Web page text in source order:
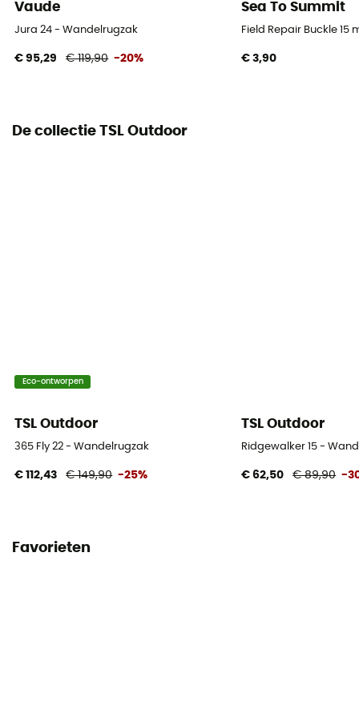
Vaude
Jura 24 - Wandelrugzak
€ 95,29 € 119,90 -20%
Sea To Summit
Field Repair Buckle 15
€ 3,90
De collectie TSL Outdoor
Eco-ontworpen
TSL Outdoor
365 Fly 22 - Wandelrugzak
€ 112,43 € 149,90 -25%
TSL Outdoor
Ridgewalker 15 -
€ 62,50 € 89,90 -
Favorieten